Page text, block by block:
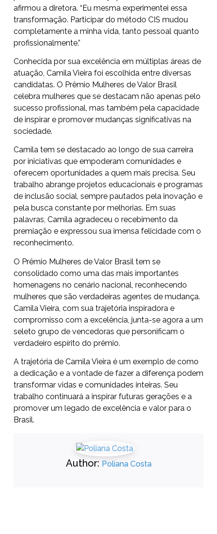
afirmou a diretora. “Eu mesma experimentei essa
transformação. Participar do método CIS mudou
completamente a minha vida, tanto pessoal quanto
profissionalmente.”
Conhecida por sua excelência em múltiplas áreas de
atuação, Camila Vieira foi escolhida entre diversas
candidatas. O Prêmio Mulheres de Valor Brasil
celebra mulheres que se destacam não apenas pelo
sucesso profissional, mas também pela capacidade
de inspirar e promover mudanças significativas na
sociedade.
Camila tem se destacado ao longo de sua carreira
por iniciativas que empoderam comunidades e
oferecem oportunidades a quem mais precisa. Seu
trabalho abrange projetos educacionais e programas
de inclusão social, sempre pautados pela inovação e
pela busca constante por melhorias. Em suas
palavras, Camila agradeceu o recebimento da
premiação e expressou sua imensa felicidade com o
reconhecimento.
O Prêmio Mulheres de Valor Brasil tem se
consolidado como uma das mais importantes
homenagens no cenário nacional, reconhecendo
mulheres que são verdadeiras agentes de mudança.
Camila Vieira, com sua trajetória inspiradora e
compromisso com a excelência, junta-se agora a um
seleto grupo de vencedoras que personificam o
verdadeiro espírito do prêmio.
A trajetória de Camila Vieira é um exemplo de como
a dedicação e a vontade de fazer a diferença podem
transformar vidas e comunidades inteiras. Seu
trabalho continuará a inspirar futuras gerações e a
promover um legado de excelência e valor para o
Brasil.
Author: Poliana Costa